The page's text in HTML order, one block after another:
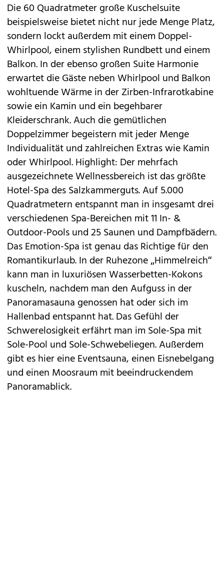
Die 60 Quadratmeter große Kuschelsuite
beispielsweise bietet nicht nur jede Menge Platz,
sondern lockt außerdem mit einem Doppel-
Whirlpool, einem stylishen Rundbett und einem
Balkon. In der ebenso großen Suite Harmonie
erwartet die Gäste neben Whirlpool und Balkon
wohltuende Wärme in der Zirben-Infrarotkabine
sowie ein Kamin und ein begehbarer
Kleiderschrank. Auch die gemütlichen
Doppelzimmer begeistern mit jeder Menge
Individualität und zahlreichen Extras wie Kamin
oder Whirlpool. Highlight: Der mehrfach
ausgezeichnete Wellnessbereich ist das größte
Hotel-Spa des Salzkammerguts. Auf 5.000
Quadratmetern entspannt man in insgesamt drei
verschiedenen Spa-Bereichen mit 11 In- &
Outdoor-Pools und 25 Saunen und Dampfbädern.
Das Emotion-Spa ist genau das Richtige für den
Romantikurlaub. In der Ruhezone „Himmelreich“
kann man in luxuriösen Wasserbetten-Kokons
kuscheln, nachdem man den Aufguss in der
Panoramasauna genossen hat oder sich im
Hallenbad entspannt hat. Das Gefühl der
Schwerelosigkeit erfährt man im Sole-Spa mit
Sole-Pool und Sole-Schwebeliegen. Außerdem
gibt es hier eine Eventsauna, einen Eisnebelgang
und einen Moosraum mit beeindruckendem
Panoramablick.